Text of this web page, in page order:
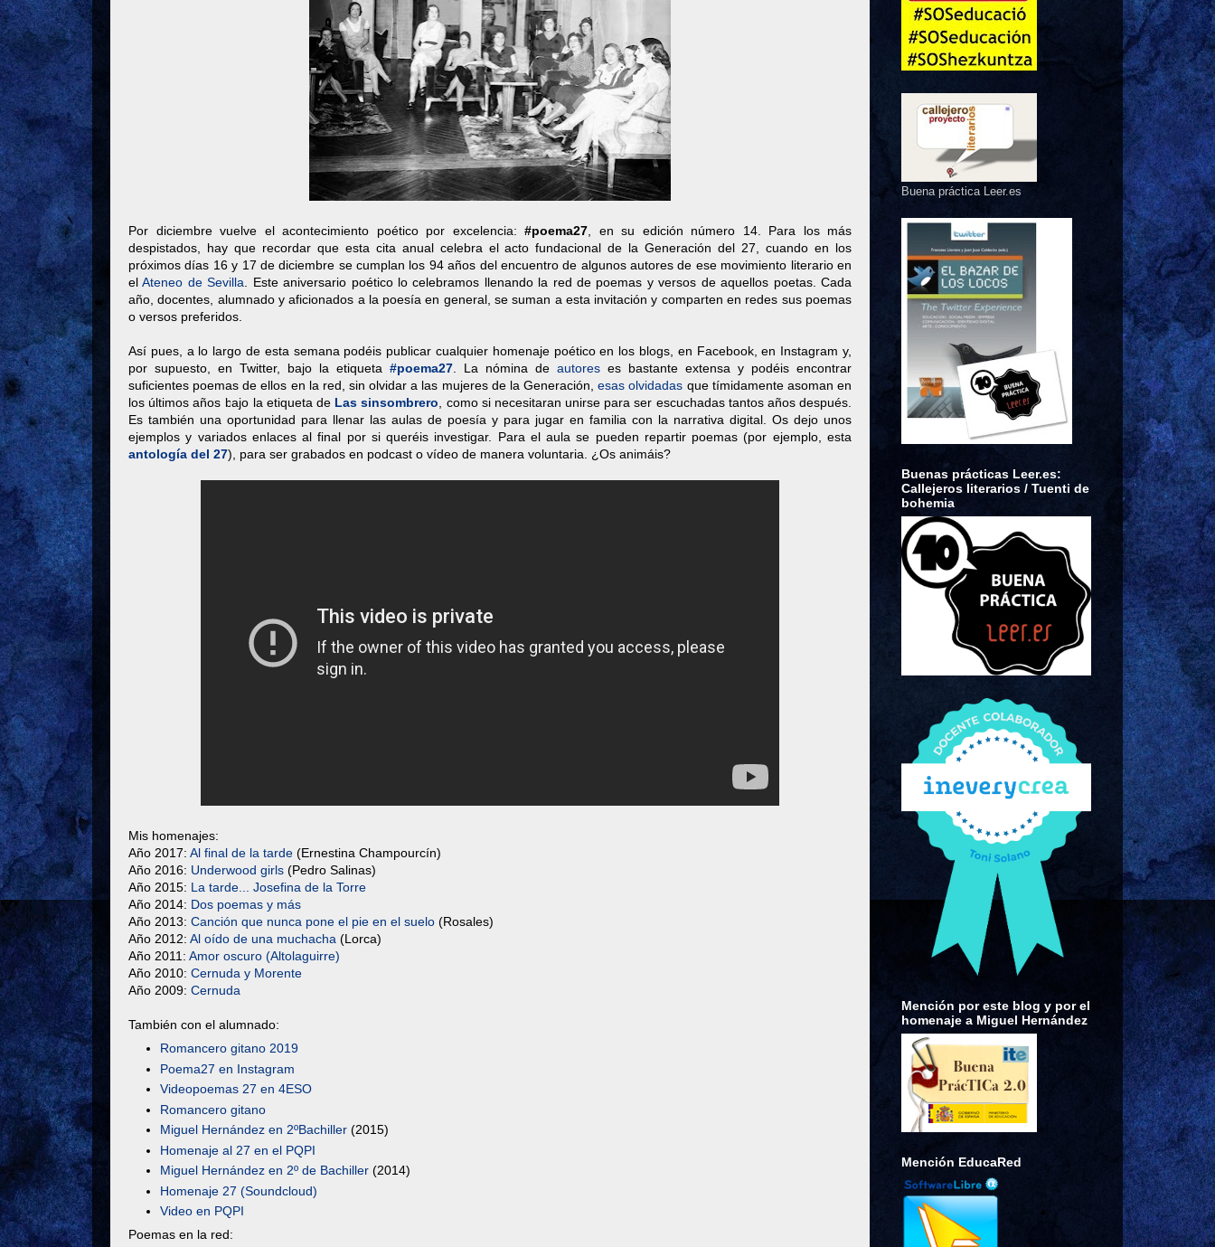
Por diciembre vuelve el acontecimiento poético por excelencia: #poema27 , en su edición número 14. Para los más
despistados, hay que recordar que esta cita anual celebra el acto fundacional de la Generación del 27, cuando en los
próximos días 16 y 17 de diciembre se cumplan los 94 años del encuentro de algunos autores de ese movimiento literario en
elAteneo de Sevilla . Este aniversario poético lo celebramos llenando la red de poemas y versos de aquellos poetas. Cada
año, docentes, alumnado y aficionados a la poesía en general, se suman a esta invitación y comparten en redes sus poemas
o versos preferidos.
Así pues, a lo largo de esta semana podéis publicar cualquier homenaje poético en los blogs, en Facebook, en Instagram y,
por supuesto, en Twitter, bajo la etiqueta #poema27 . La nómina de autores es bastante extensa y podéis encontrar
suficientes poemas de ellos en la red, sin olvidar a las mujeres de la Generación,esas olvidadas que tímidamente asoman en
los últimos años bajo la etiqueta de Las sinsombrero , como si necesitaran unirse para ser escuchadas tantos años después.
Es también una oportunidad para llenar las aulas de poesía y para jugar en familia con la narrativa digital. Os dejo unos
ejemplos y variados enlaces al final por si queréis investigar. Para el aula se pueden repartir poemas (por ejemplo, esta
antología del 27), para ser grabados en podcast o vídeo de manera voluntaria. ¿Os animáis?
Mis homenajes:
Año 2017: Al final de la tarde (Ernestina Champourcín)
Año 2016: Underwood girls (Pedro Salinas)
Año 2015: La tarde... Josefina de la Torre
Año 2014: Dos poemas y más
Año 2013: Canción que nunca pone el pie en el suelo (Rosales)
Año 2012: Al oído de una muchacha (Lorca)
Año 2011: Amor oscuro (Altolaguirre)
Año 2010: Cernuda y Morente
Año 2009: Cernuda
También con el alumnado:
Romancero gitano 2019
Poema27 en Instagram
Videopoemas 27 en 4ESO
Romancero gitano
Miguel Hernández en 2ºBachiller (2015)
Homenaje al 27 en el PQPI
Miguel Hernández en 2º de Bachiller (2014)
Homenaje 27 (Soundcloud)
Video en PQPI
Poemas en la red:
Buena práctica Leer.es
Buenas prácticas Leer.es:
Callejeros literarios / Tuenti de
bohemia
Mención por este blog y por el
homenaje a Miguel Hernández
Mención EducaRed